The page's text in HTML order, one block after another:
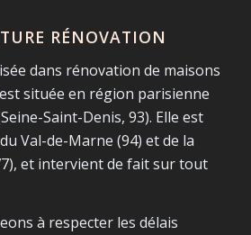
RÉNOVATION
dans rénovation de maisons
située en région parisienne
Saint-Denis, 93). Elle est
Val-de-Marne (94) et de la
et intervient de fait sur tout
à respecter les délais